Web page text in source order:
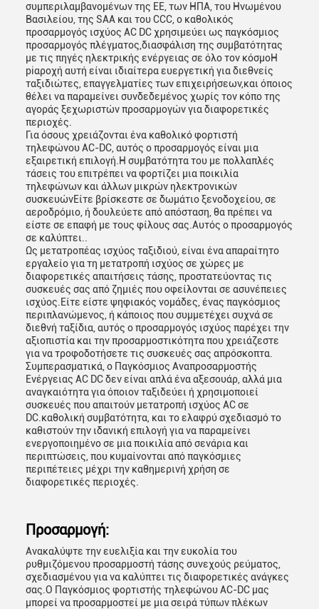
συμπεριλαμβανομένων της ΕΕ, των ΗΠΑ, του Ηνωμένου
Βασιλείου, της SAA και του CCC, ο καθολικός
προσαρμογός ισχύος AC DC χρησιμεύει ως παγκόσμιος
προσαρμογός πλέγματος,διασφάλιση της συμβατότητας
με τις πηγές ηλεκτρικής ενέργειας σε όλο τον κόσμοΗ
piαροχή αυτή είναι ιδιαίτερα ευεργετική για διεθνείς
ταξιδιώτες, επαγγελματίες των επιχειρήσεων,και όποιος
θέλει να παραμείνει συνδεδεμένος χωρίς τον κόπο της
αγοράς ξεχωριστών προσαρμογών για διαφορετικές
περιοχές.
Για όσους χρειάζονται ένα καθολικό φορτιστή
τηλεφώνου AC-DC, αυτός ο προσαρμογός είναι μια
εξαιρετική επιλογή.Η συμβατότητα του με πολλαπλές
τάσεις του επιτρέπει να φορτίζει μια ποικιλία
τηλεφώνων και άλλων μικρών ηλεκτρονικών
συσκευώνΕίτε βρίσκεστε σε δωμάτιο ξενοδοχείου, σε
αεροδρόμιο, ή δουλεύετε από απόσταση, θα πρέπει να
είστε σε επαφή με τους φίλους σας.Αυτός ο προσαρμογός
σε καλύπτει..
Ως μετατροπέας ισχύος ταξιδιού, είναι ένα απαραίτητο
εργαλείο για τη μετατροπή ισχύος σε χώρες με
διαφορετικές απαιτήσεις τάσης, προστατεύοντας τις
συσκευές σας από ζημιές που οφείλονται σε ασυνέπειες
ισχύος.Είτε είστε ψηφιακός νομάδες, ένας παγκόσμιος
περιπλανώμενος, ή κάποιος που συμμετέχει συχνά σε
διεθνή ταξίδια, αυτός ο προσαρμογός ισχύος παρέχει την
αξιοπιστία και την προσαρμοστικότητα που χρειάζεστε
για να τροφοδοτήσετε τις συσκευές σας απρόσκοπτα.
Συμπερασματικά, ο Παγκόσμιος Αναπροσαρμοστής
Ενέργειας AC DC δεν είναι απλά ένα αξεσουάρ, αλλά μια
αναγκαιότητα για όποιον ταξιδεύει ή χρησιμοποιεί
συσκευές που απαιτούν μετατροπή ισχύος AC σε
DC.καθολική συμβατότητα, και το ελαφρύ σχεδιασμό το
καθιστούν την ιδανική επιλογή για να παραμείνει
ενεργοποιημένο σε μια ποικιλία από σενάρια και
περιπτώσεις, που κυμαίνονται από παγκόσμιες
περιπέτειες μέχρι την καθημερινή χρήση σε
διαφορετικές περιοχές.
Προσαρμογή:
Ανακαλύψτε την ευελιξία και την ευκολία του
ρυθμιζόμενου προσαρμοστή τάσης συνεχούς ρεύματος,
σχεδιασμένου για να καλύπτει τις διαφορετικές ανάγκες
σας.Ο Παγκόσμιος φορτιστής τηλεφώνου AC-DC μας
μπορεί να προσαρμοστεί με μια σειρά τύπων πλέκων